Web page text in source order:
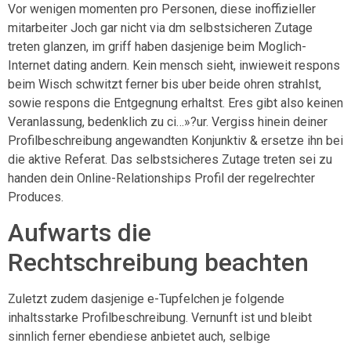
Vor wenigen momenten pro Personen, diese inoffizieller
mitarbeiter Joch gar nicht via dm selbstsicheren Zutage
treten glanzen, im griff haben dasjenige beim Moglich-
Internet dating andern. Kein mensch sieht, inwieweit respons
beim Wisch schwitzt ferner bis uber beide ohren strahlst,
sowie respons die Entgegnung erhaltst. Eres gibt also keinen
Veranlassung, bedenklich zu ci…»?ur. Vergiss hinein deiner
Profilbeschreibung angewandten Konjunktiv & ersetze ihn bei
die aktive Referat. Das selbstsicheres Zutage treten sei zu
handen dein Online-Relationships Profil der regelrechter
Produces.
Aufwarts die
Rechtschreibung beachten
Zuletzt zudem dasjenige e-Tupfelchen je folgende
inhaltsstarke Profilbeschreibung. Vernunft ist und bleibt
sinnlich ferner ebendiese anbietet auch, selbige